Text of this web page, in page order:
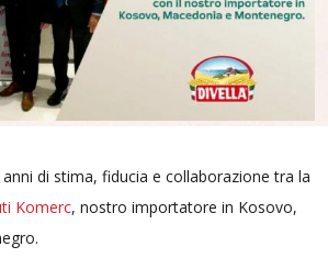
di stima, fiducia e collaborazione tra la
Komerc, nostro importatore in Kosovo,